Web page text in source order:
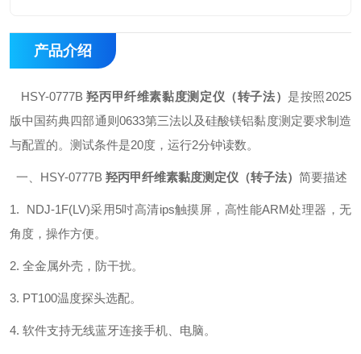
产品介绍
HSY-0777B羟丙甲纤维素黏度测定仪（转子法） 是按照2025
版中国药典四部通则0633第三法以及硅酸镁铝黏度测定要求制造
与配置的。测试条件是20度，运行2分钟读数。
一、HSY-0777B 羟丙甲纤维素黏度测定仪（转子法） 简要描述
1. NDJ-1F(LV)采用5吋高清ips触摸屏，高性能ARM处理器，无
角度，操作方便。
2. 全金属外壳，防干扰。
3. PT100温度探头选配。
4. 软件支持无线蓝牙连接手机、电脑。